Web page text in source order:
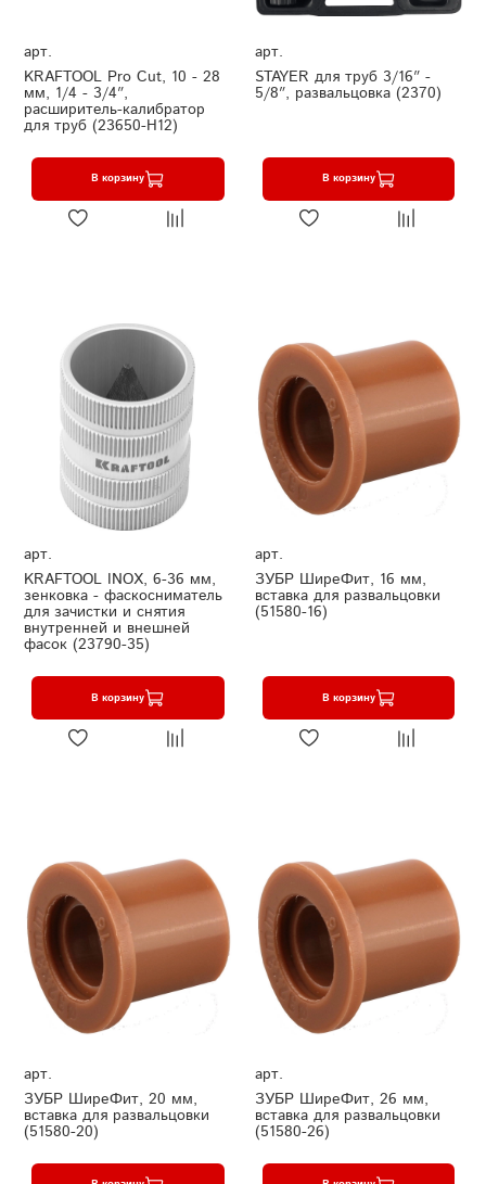
арт.
KRAFTOOL Pro Cut, 10 - 28
мм, 1/4 - 3/4″,
расширитель-калибратор
для труб (23650-H12)
В корзину
арт.
STAYER для труб 3/16″ -
5/8″, развальцовка (2370)
В корзину
арт.
KRAFTOOL INOX, 6-36 мм,
зенковка - фаскосниматель
для зачистки и снятия
внутренней и внешней
фасок (23790-35)
В корзину
арт.
ЗУБР ШиреФит, 16 мм,
вставка для развальцовки
(51580-16)
В корзину
арт.
ЗУБР ШиреФит, 20 мм,
вставка для развальцовки
(51580-20)
арт.
ЗУБР ШиреФит, 26 мм,
вставка для развальцовки
(51580-26)